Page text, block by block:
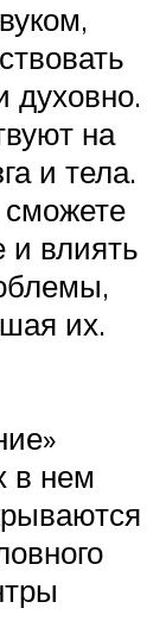
духовно.
на
и тела.
и влиять
их.
в нем